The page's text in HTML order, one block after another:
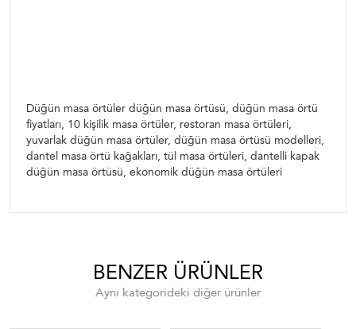
Düğün masa örtüler düğün masa örtüsü, düğün masa örtü
fiyatları, 10 kişilik masa örtüler, restoran masa örtüleri,
yuvarlak düğün masa örtüler, düğün masa örtüsü modelleri,
dantel masa örtü kağakları, tül masa örtüleri, dantelli kapak
düğün masa örtüsü, ekonomik düğün masa örtüleri
BENZER ÜRÜNLER
Aynı kategorideki diğer ürünler